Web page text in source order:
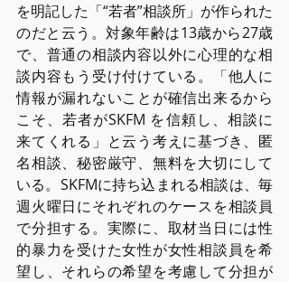
を明記した「“若者”相談所」が作られた
のだと云う。対象年齢は13歳から27歳
で、普通の相談内容以外に⼼理的な相
談内容もう受け付けている。「他⼈に
情報が漏れないことが確信出来るから
こそ、若者がSKFM を信頼し、相談に
来てくれる」と云う考えに基づき、匿
名相談、秘密厳守、無料を⼤切にして
いる。SKFMに持ち込まれる相談は、毎
週⽕曜⽇にそれぞれのケースを相談員
で分担する。実際に、取材当⽇には性
的暴⼒を受けた⼥性が⼥性相談員を希
望し、それらの希望を考慮して分担が